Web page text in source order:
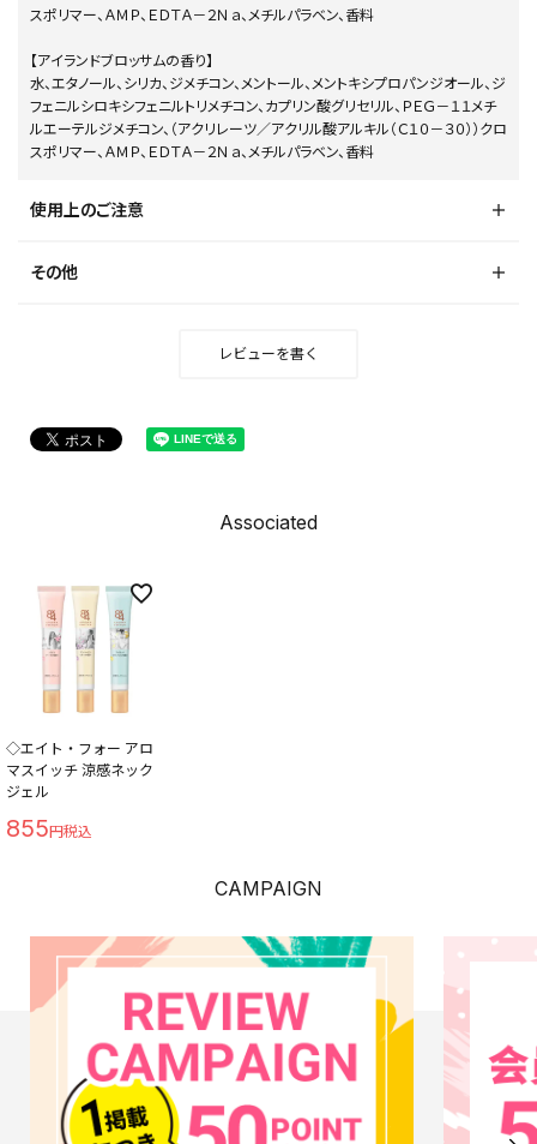
スポリマー、ＡＭＰ、ＥＤＴＡ－２Ｎａ、メチルパラベン、香料
【アイランドブロッサムの香り】
水、エタノール、シリカ、ジメチコン、メントール、メントキシプロパンジオール、ジ
フェニルシロキシフェニルトリメチコン、カプリン酸グリセリル、ＰＥＧ－１１メチ
ルエーテルジメチコン、（アクリレーツ／アクリル酸アルキル（Ｃ１０－３０））クロ
スポリマー、ＡＭＰ、ＥＤＴＡ－２Ｎａ、メチルパラベン、香料
使用上のご注意
その他
レビューを書く
Associated
◇エイト・フォー アロ
マスイッチ 涼感ネック
ジェル
855
CAMPAIGN